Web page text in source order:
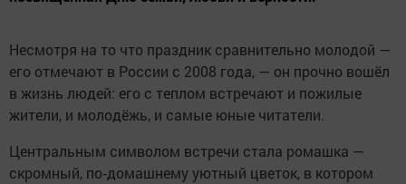
Несмотря на то что праздник сравнительно молодой —
его отмечают в России с 2008 года, — он прочно вошёл
в жизнь людей: его с теплом встречают и пожилые
жители, и молодёжь, и самые юные читатели.
Центральным символом встречи стала ромашка —
скромный, по‑домашнему уютный цветок, в котором